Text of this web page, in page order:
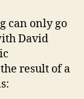
can only go
David
result of a